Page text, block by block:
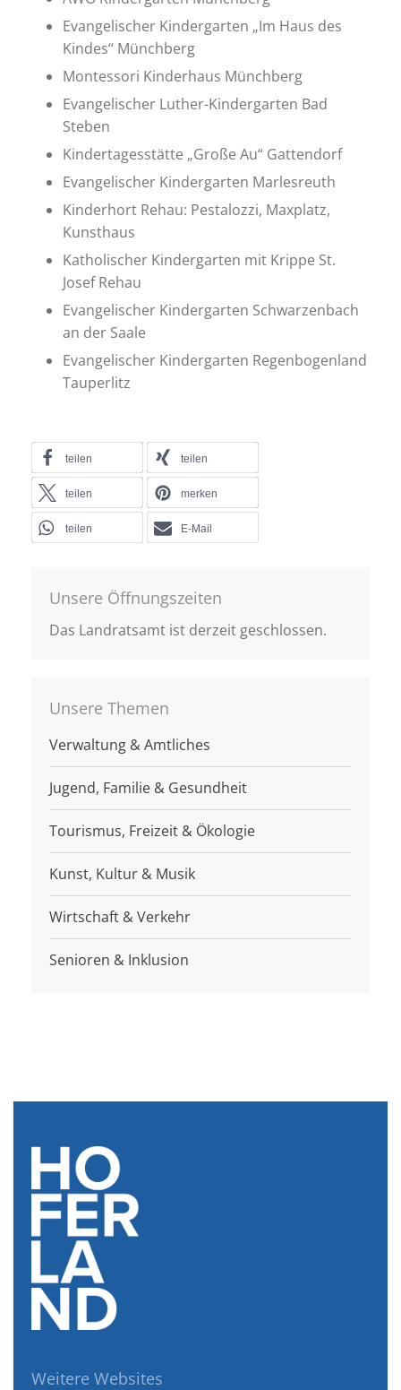
Evangelischer Kindergarten „Im Haus des
Kindes“ Münchberg
Montessori Kinderhaus Münchberg
Evangelischer Luther-Kindergarten Bad
Steben
Kindertagesstätte „Große Au“ Gattendorf
Evangelischer Kindergarten Marlesreuth
Kinderhort Rehau: Pestalozzi, Maxplatz,
Kunsthaus
Katholischer Kindergarten mit Krippe St.
Josef Rehau
Evangelischer Kindergarten Schwarzenbach
an der Saale
Evangelischer Kindergarten Regenbogenland
Tauperlitz
teilen teilen
teilen merken
teilen E-Mail
Unsere Öffnungszeiten
Das Landratsamt ist derzeit geschlossen.
Unsere Themen
Verwaltung & Amtliches
Jugend, Familie & Gesundheit
Tourismus, Freizeit & Ökologie
Kunst, Kultur & Musik
Wirtschaft & Verkehr
Senioren & Inklusion
Weitere Websites